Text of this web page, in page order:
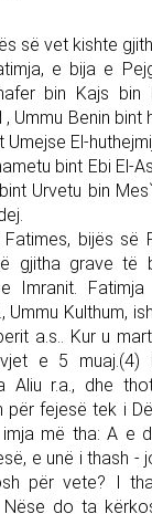
së vet kishte
e bija e
bin Kajs bin
Ummu Benin bint
Umejse El-
bint Ebi El-
Urvetu bin
bijës së
gjitha grave të
Imranit.
Ummu Kulthum,
a.s.. Kur u
e 5 muaj.(4)
Aliu r.a., dhe
për fejesë tek i
më tha: A e
e unë i thash -
për vete? I
Nëse do ta